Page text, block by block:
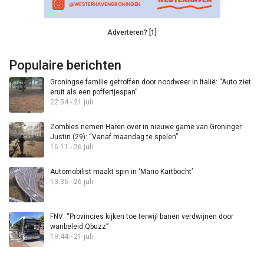
Adverteren? [1]
Populaire berichten
Groningse familie getroffen door noodweer in Italië: “Auto ziet
eruit als een poffertjespan”
22:54 - 21 juli
Zombies nemen Haren over in nieuwe game van Groninger
Justin (29): “Vanaf maandag te spelen”
16:11 - 26 juli
Automobilist maakt spin in ‘Mario Kartbocht’
13:36 - 26 juli
FNV: “Provincies kijken toe terwijl banen verdwijnen door
wanbeleid Qbuzz”
19:44 - 21 juli